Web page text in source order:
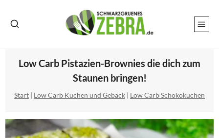
Inhalt
Low Carb Pistazien-Brownies die dich zum
Staunen bringen!
Start | Low Carb Kuchen und Gebäck | Low Carb Schokokuchen